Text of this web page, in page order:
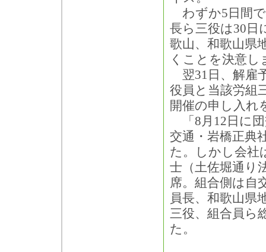
わずか5日間で
長ら三役は30日
歌山、和歌山県
くことを決意し
翌31日、解雇
役員と当該労組
開催の申し入れ
「8月12日に
交通・岩橋正典
た。しかし会社
士（土佐堀通り
席。組合側は自
員長、和歌山県
三役、組合員ら
た。